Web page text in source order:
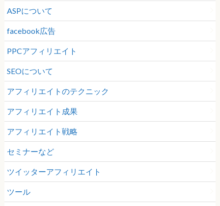
ASPについて
facebook広告
PPCアフィリエイト
SEOについて
アフィリエイトのテクニック
アフィリエイト成果
アフィリエイト戦略
セミナーなど
ツイッターアフィリエイト
ツール